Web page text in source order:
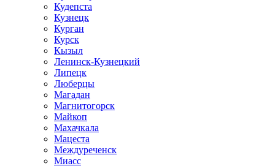
Кудепста
Кузнецк
Курган
Курск
Кызыл
Ленинск-Кузнецкий
Липецк
Люберцы
Магадан
Магнитогорск
Майкоп
Махачкала
Мацеста
Междуреченск
Миасс